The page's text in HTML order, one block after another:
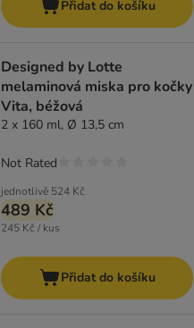
Přidat do košíku
Designed by Lotte
melaminová miska pro kočky
Vita, béžová
2 x 160 ml, Ø 13,5 cm
jednotlivě 524 Kč
489 Kč
245 Kč / kus
Not Rated
Přidat do košíku